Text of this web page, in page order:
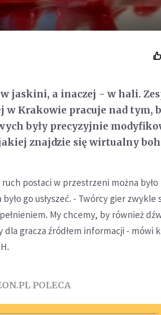
jaskini, a inaczej - w hali.
w Krakowie pracuje nad tym,
były precyzyjnie
znajdzie się wirtualny
postaci w przestrzeni można
go usłyszeć. - Twórcy gier zwykle
My chcemy, by również
dla gracza źródłem informacji - mówi
POLECA